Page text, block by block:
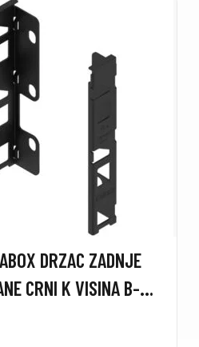
DRZAC ZADNJE
CRNI K VISINA B-